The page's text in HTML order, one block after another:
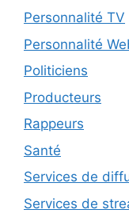
Personnalité TV
Personnalité
Politiciens
Producteurs
Rappeurs
Santé
Services de
Services de